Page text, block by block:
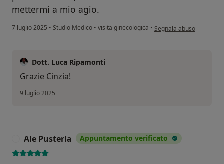
mettermi a mio agio.
7 luglio 2025 • Studio Medico • visita ginecologica • secondo l'opinione
Segnala abuso
Dott. Luca Ripamonti
Grazie Cinzia!
9 luglio 2025
Ale Pusterla Appuntamento verificato